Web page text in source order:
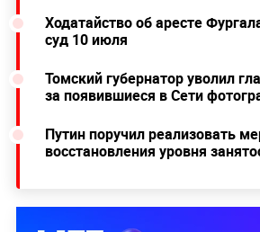
Ходатайство об аресте
суд 10 июля
Томский губернатор уволил
за появившиеся в Сети
Путин поручил реализовать
восстановления уровня